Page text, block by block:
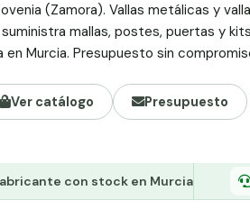
(Zamora). Vallas metálicas y
mallas, postes, puertas y
Murcia. Presupuesto sin
Ver catálogo Presupuesto
con stock en Murcia